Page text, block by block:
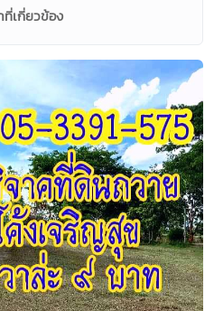
ที่เกี่ยวข้อง